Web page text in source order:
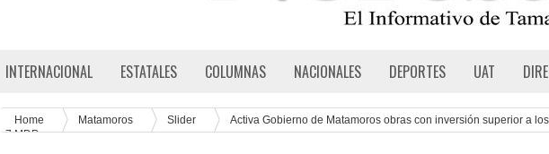
INTERNACIONAL ESTATALES COLUMNAS NACIONALES DEPORTES UAT
Home Matamoros Slider
Activa Gobierno de Matamoros obras con inversión superior a los
7 MDP